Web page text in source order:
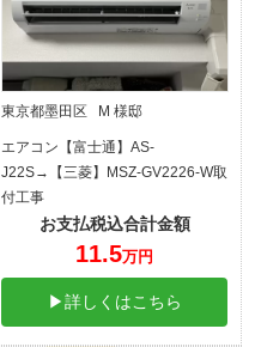
東京都墨田区 M 様邸
エアコン【富士通】AS-
J22S→【三菱】MSZ-GV2226-W取
付工事
お支払税込合計金額
11.5万円
▶詳しくはこちら